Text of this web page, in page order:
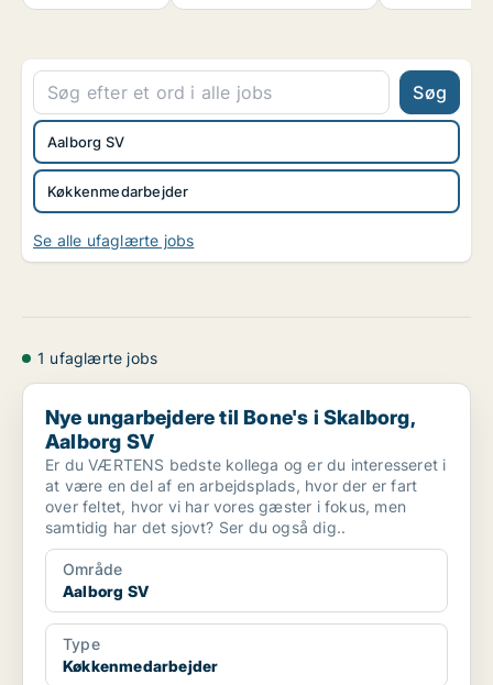
Søg
Køkkenmedarbejder
Aalborg SV
Se alle ufaglærte jobs
1 ufaglærte jobs
Nye ungarbejdere til Bone's i Skalborg, Aalborg SV
Nye ungarbejdere til Bone's i Skalborg,
Aalborg SV
Er du VÆRTENS bedste kollega og er du interesseret i
at være en del af en arbejdsplads, hvor der er fart
over feltet, hvor vi har vores gæster i fokus, men
samtidig har det sjovt? Ser du også dig..
Område
Aalborg SV
Type
Køkkenmedarbejder